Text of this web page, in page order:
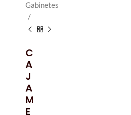
Gabinetes
C
A
J
A
M
E